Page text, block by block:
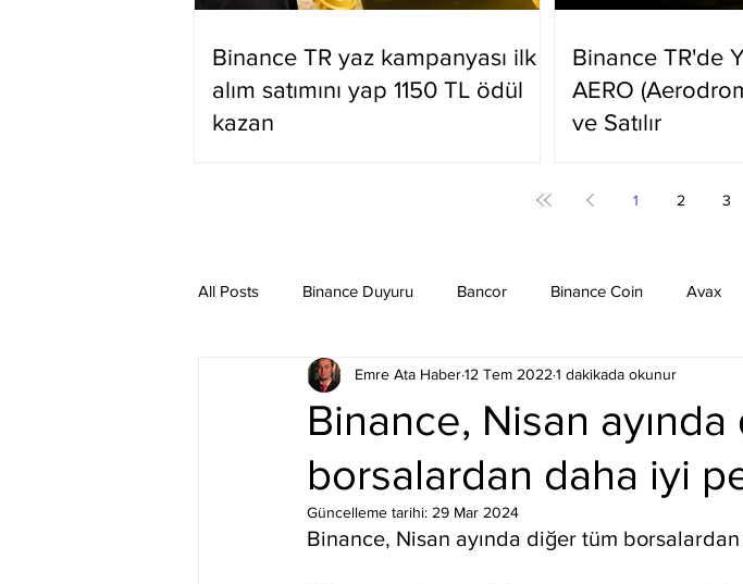
Binance TR yaz kampanyası ilk
alım satımını yap 1150 TL ödül
kazan
Binance TR'de
AERO
ve Satılır
1 2 3
All Posts Binance Duyuru Bancor Binance Coin Avax
Binance Taraftar Token Bitcoin Bitcoin Sv Binance
Bittorent Coin Chiliz Compound Dai Dash
Ethereum Classic Elrond Eos Kripto Para Haberleri
Binance, Nisan
borsalardan daha iyi
Emre Ata Haber12 Tem 2022 1 dakikada okunur
Güncelleme tarihi: 29 Mar 2024
Binance, Nisan ayında diğer tüm